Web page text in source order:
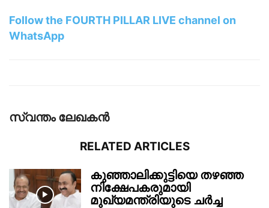
Follow the FOURTH PILLAR LIVE channel on
WhatsApp
സ്വന്തം ലേഖകന്‍
RELATED ARTICLES
കുഞ്ഞാലിക്കുട്ടിയെ തഴഞ്ഞ
നിക്ഷേപകരുമായി
മുഖ്യമന്ത്രിയുടെ ചർച്ച